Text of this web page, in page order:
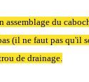
du
(il ne faut pas qu'il
de drainage.